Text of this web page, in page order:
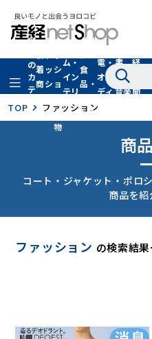
全
の
カ
テ
リ
着
商
品
フ
ッ
シ
ョ
ン
フ
ァ
シ
ョ
ン
小
物
ム・
イン
テリ
ア
グル
食
品・
ドリ
ンク
家
電・
オー
ディ
オ
書
籍・
音楽
経
聞
TOP ファッション
商
コート・ジャケット・ポロ
商品を紹
ファッション の検索結